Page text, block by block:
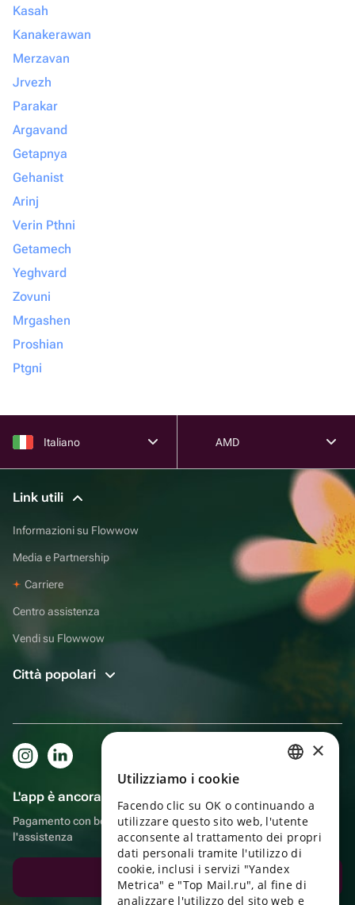
Kasah
Kanakerawan
Merzavan
Jrvezh
Parakar
Argavand
Getapnya
Gehanist
Arinj
Verin Pthni
Getamech
Yeghvard
Zovuni
Mrgashen
Proshian
Ptgni
Italiano AMD
Link utili
Informazioni su Flowwow
Media e Partnership
Carriere
Centro assistenza
Vendi su Flowwow
Città popolari
L'app è ancora più comoda!
Pagamento con bonus, autoconsegna, comoda chat con
l'assistenza
Scarica l'app
ENGLISH
UKRAINIAN
PORTUGUESE
SPANISH
×
Utilizziamo i cookie
Facendo clic su OK o continuando a
utilizzare questo sito web, l'utente
acconsente al trattamento dei propri
dati personali tramite l'utilizzo di
cookie, inclusi i servizi "Yandex
Metrica" e "Top Mail.ru", al fine di
analizzare l'utilizzo del sito web e